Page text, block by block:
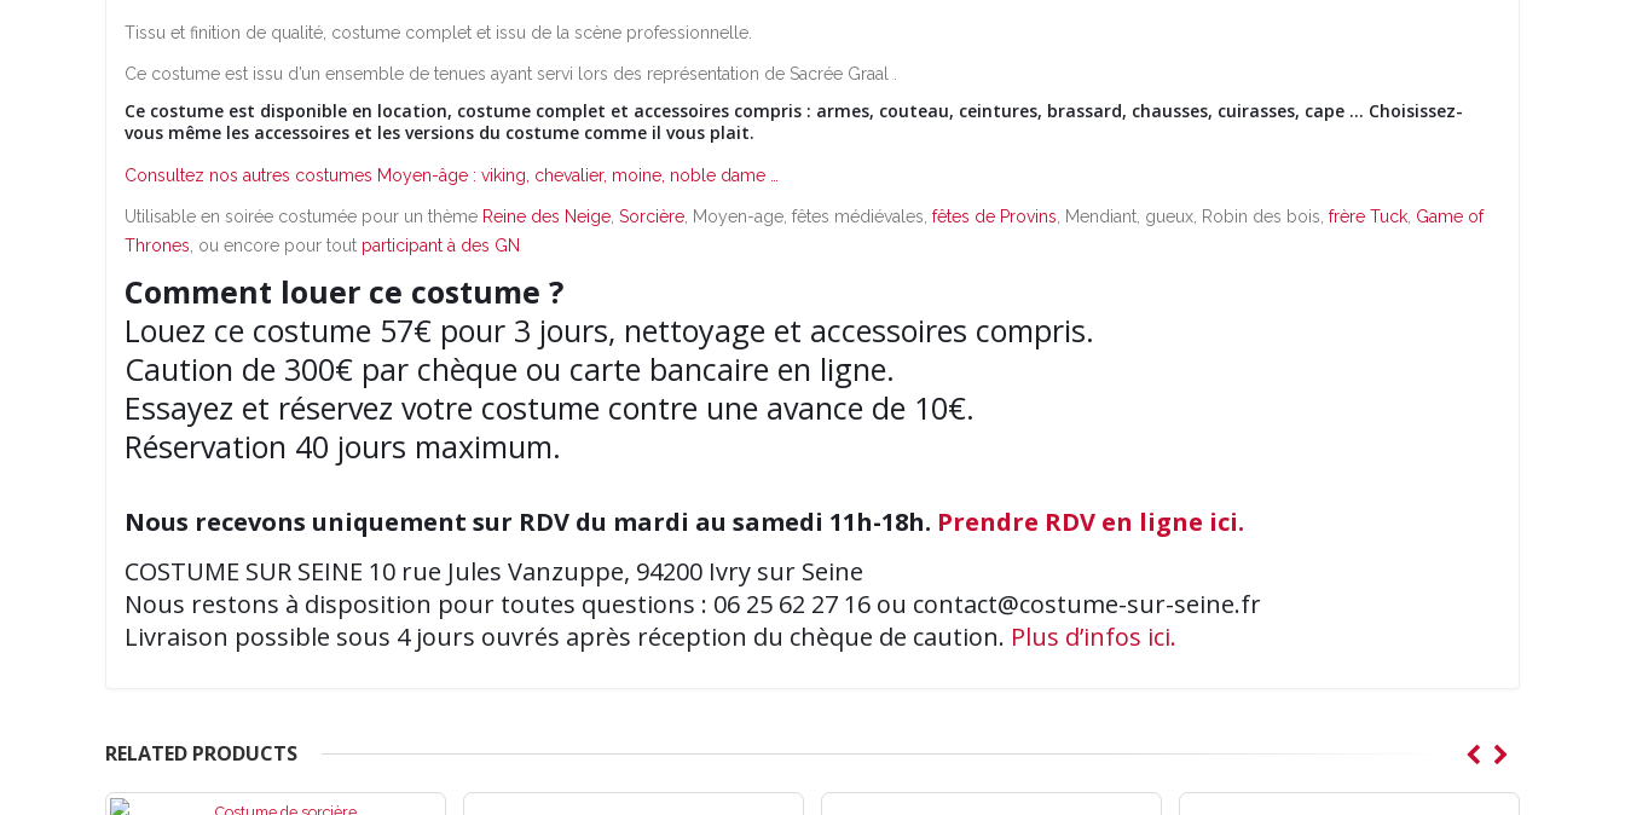
Tissu et finition de qualité, costume complet et issu de la scène professionnelle.
Ce costume est issu d’un ensemble de tenues ayant servi lors des représentation de Sacrée Graal .
Ce costume est disponible en location, costume complet et accessoires compris : armes, couteau, ceintures, brassard, chausses, cuirasses, cape … Choisissez-
vous même les accessoires et les versions du costume comme il vous plait.
Consultez nos autres costumes Moyen-âge : viking, chevalier, moine, noble dame …
Utilisable en soirée costumée pour un thème Reine des Neige Sorcière , Moyen-age, fêtes médiévales, fêtes de Provins , Mendiant, gueux, Robin des bois, frère Tuck Game of
Thrones , ou encore pour tout participant à des GN
Comment louer ce costume ?
Louez ce costume 57€ pour 3 jours, nettoyage et accessoires compris.
Caution de 300€ par chèque ou carte bancaire en ligne.
Essayez et réservez votre costume contre une avance de 10€.
Réservation 40 jours maximum.
Nous recevons uniquement sur RDV du mardi au samedi 11h-18h. Prendre RDV en ligne ici.
COSTUME SUR SEINE 10 rue Jules Vanzuppe, 94200 Ivry sur Seine
Nous restons à disposition pour toutes questions : 06 25 62 27 16 ou contact@costume-sur-seine.fr
Livraison possible sous 4 jours ouvrés après réception du chèque de caution. Plus d’infos ici.
RELATED PRODUCTS